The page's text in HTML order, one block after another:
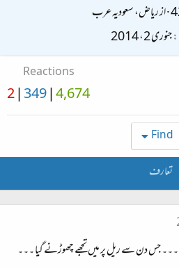
·ازریاض، سعودیہ عرب
جنوری 2، 2014
Reactions
4,674
349
2
Find
تعارف
۔۔۔ جس دن سے ریل پر میں تجھے چھوڑنے گیا ۔۔۔